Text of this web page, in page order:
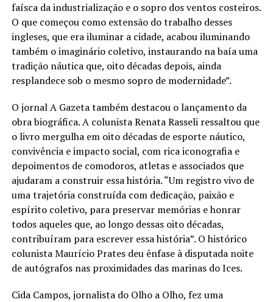
faísca da industrialização e o sopro dos ventos costeiros.
O que começou como extensão do trabalho desses
ingleses, que era iluminar a cidade, acabou iluminando
também o imaginário coletivo, instaurando na baía uma
tradição náutica que, oito décadas depois, ainda
resplandece sob o mesmo sopro de modernidade”.
O jornal A Gazeta também destacou o lançamento da
obra biográfica. A colunista Renata Rasseli ressaltou que
o livro mergulha em oito décadas de esporte náutico,
convivência e impacto social, com rica iconografia e
depoimentos de comodoros, atletas e associados que
ajudaram a construir essa história. “Um registro vivo de
uma trajetória construída com dedicação, paixão e
espírito coletivo, para preservar memórias e honrar
todos aqueles que, ao longo dessas oito décadas,
contribuíram para escrever essa história”. O histórico
colunista Maurício Prates deu ênfase à disputada noite
de autógrafos nas proximidades das marinas do Ices.
Cida Campos, jornalista do Olho a Olho, fez uma